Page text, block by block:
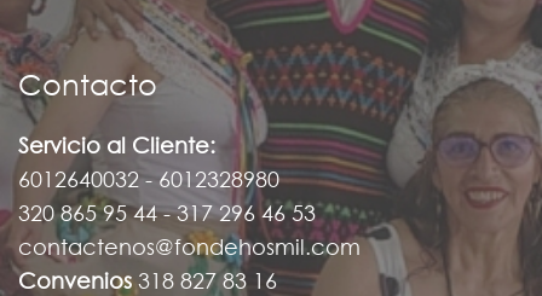
Contacto
Servicio al Cliente:
6012640032 - 6012328980
320 865 95 44 - 317 296 46 53
contactenos@fondehosmil.com
Convenios 318 827 83 16